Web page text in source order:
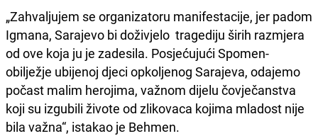
„Zahvaljujem se organizatoru manifestacije, jer padom
Igmana, Sarajevo bi doživjelo tragediju širih razmjera
od ove koja ju je zadesila. Posjećujući Spomen-
obilježje ubijenoj djeci opkoljenog Sarajeva, odajemo
počast malim herojima, važnom dijelu čovječanstva
koji su izgubili živote od zlikovaca kojima mladost nije
bila važna“, istakao je Behmen.